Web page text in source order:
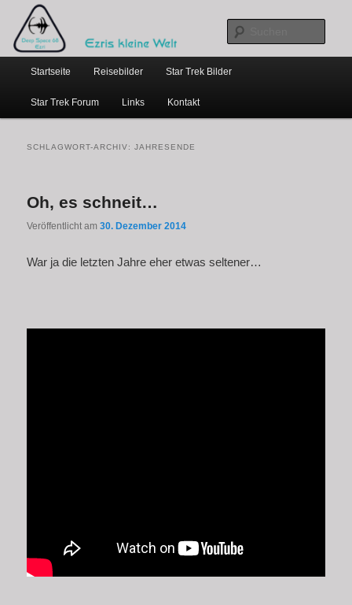
primären
Inhalt
springen
sekundären
Inhalt
springen
Ezris kleine Welt
…weil bloggen so schick ist
Hauptmenü
Startseite Reisebilder Star Trek Bilder
Star Trek Forum Links Kontakt
SCHLAGWORT-ARCHIV:JAHRESENDE
Oh, es schneit…
Veröffentlicht am30. Dezember 2014
War ja die letzten Jahre eher etwas seltener…